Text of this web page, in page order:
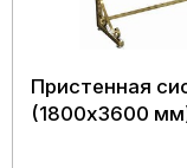
Пристенная
(1800х3600